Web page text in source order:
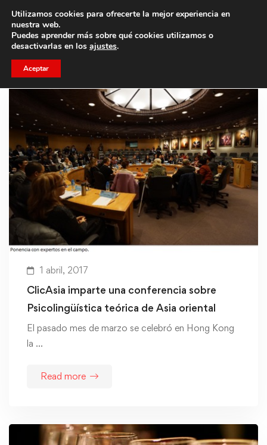
Trae a un amigo y llevaos un total de 75€ de descuento.
1 abril, 2017
ClicAsia imparte una conferencia sobre
Psicolingüística teórica de Asia oriental
El pasado mes de marzo se celebró en Hong Kong
la …
Read more
Utilizamos cookies para ofrecerte la mejor experiencia en
nuestra web.
Puedes aprender más sobre qué cookies utilizamos o
desactivarlas en los ajustes.
Aceptar